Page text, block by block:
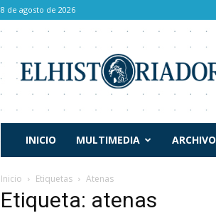
8 de agosto de 2026
Historiador
INICIO MULTIMEDIA ARCHIVO
Inicio Etiquetas Atenas
Etiqueta: atenas